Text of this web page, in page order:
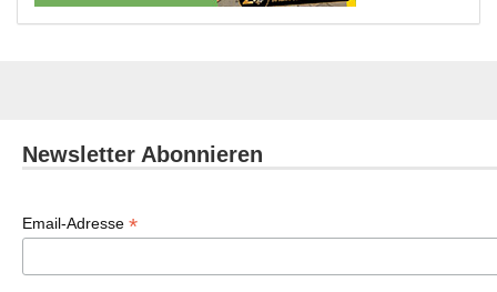
Newsletter Abonnieren
Email-Adresse *